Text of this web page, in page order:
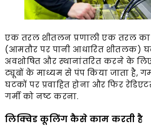
एक तरल शीतलन प्रणाली एक तरल का
(आमतौर पर पानी आधारित शीतलक)
अवशोषित और स्थानांतरित करने के
ट्यूबों के माध्यम से पंप किया जाता है,
घटकों पर प्रवाहित होना और फिर
गर्मी को नष्ट करना.
लिक्विड कूलिंग कैसे काम करती है